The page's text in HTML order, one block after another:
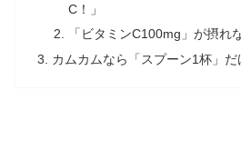
C！」
「ビタミンC100mg」が摂れ
カムカムなら「スプーン1杯」だ